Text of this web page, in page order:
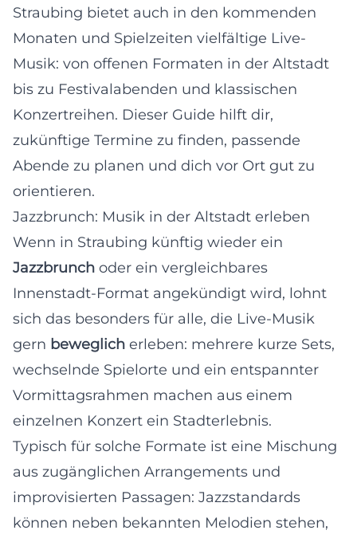
Straubing bietet auch in den kommenden
Monaten und Spielzeiten vielfältige Live-
Musik: von offenen Formaten in der Altstadt
bis zu Festivalabenden und klassischen
Konzertreihen. Dieser Guide hilft dir,
zukünftige Termine zu finden, passende
Abende zu planen und dich vor Ort gut zu
orientieren.
Jazzbrunch: Musik in der Altstadt erleben
Wenn in Straubing künftig wieder ein
Jazzbrunch oder ein vergleichbares
Innenstadt-Format angekündigt wird, lohnt
sich das besonders für alle, die Live-Musik
gern beweglich erleben: mehrere kurze Sets,
wechselnde Spielorte und ein entspannter
Vormittagsrahmen machen aus einem
einzelnen Konzert ein Stadterlebnis.
Typisch für solche Formate ist eine Mischung
aus zugänglichen Arrangements und
improvisierten Passagen: Jazzstandards
können neben bekannten Melodien stehen,